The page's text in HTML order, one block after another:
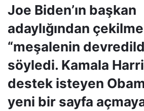
Joe Biden’ın başkan
adaylığından
“meşalenin
söyledi. Kamala
destek isteyen
yeni bir sayfa